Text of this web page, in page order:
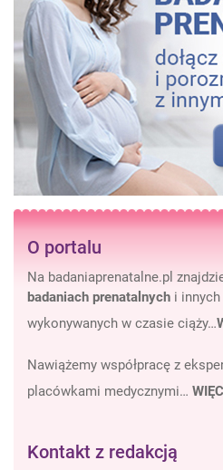
O portalu
Na badaniaprenatalne.pl
badaniach prenatalnych i
wykonywanych w czasie ciąży…
Nawiążemy współpracę z
placówkami medycznymi…
Kontakt z redakcją